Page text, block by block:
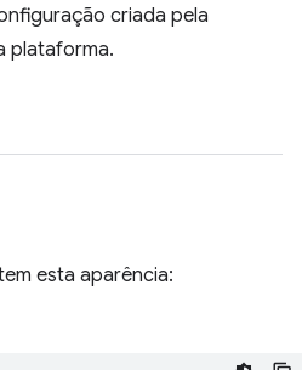
criada pela
plataforma.
esta aparência: